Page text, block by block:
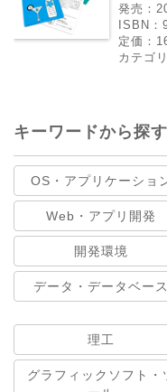
発売：
ISBN：
定価：
カテゴリ
キーワードから探す
OS・アプリケーショ
Web・アプリ開発
開発環境
データ・データベース
理工
グラフィックソフト・